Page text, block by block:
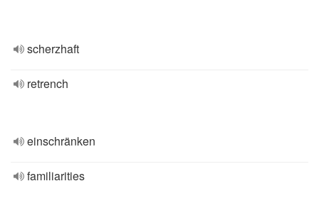
scherzhaft
retrench
einschränken
familiarities